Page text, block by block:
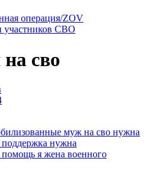
операция/ZOV
участников СВО
сво
муж на сво нужна
поддержка нужна
помощь я жена военного